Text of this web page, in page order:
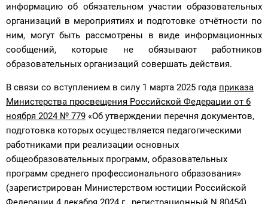
информацию об обязательном участии образовательных
организаций в мероприятиях и подготовке отчётности по
ним, могут быть рассмотрены в виде информационных
сообщений, которые не обязывают работников
образовательных организаций совершать действия.
В связи со вступлением в силу 1 марта 2025 года приказа
Министерства просвещения Российской Федерации от 6
ноября 2024 № 779 «Об утверждении перечня документов,
подготовка которых осуществляется педагогическими
работниками при реализации основных
общеобразовательных программ, образовательных
программ среднего профессионального образования»
(зарегистрирован Министерством юстиции Российской